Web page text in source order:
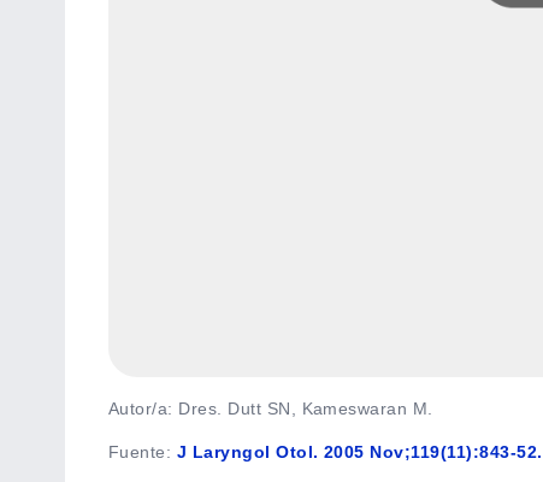
Autor/a: Dres. Dutt SN, Kameswaran M.
Fuente: J Laryngol Otol. 2005 Nov;119(11):843-52.